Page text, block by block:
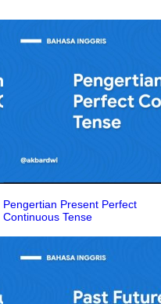
Pengertian Present Perfect
Continuous Tense